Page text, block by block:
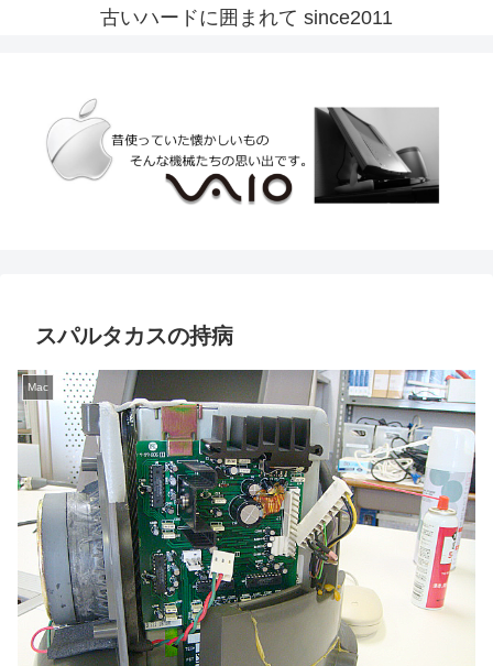
古いハードに囲まれて since2011
スパルタカスの持病
Mac